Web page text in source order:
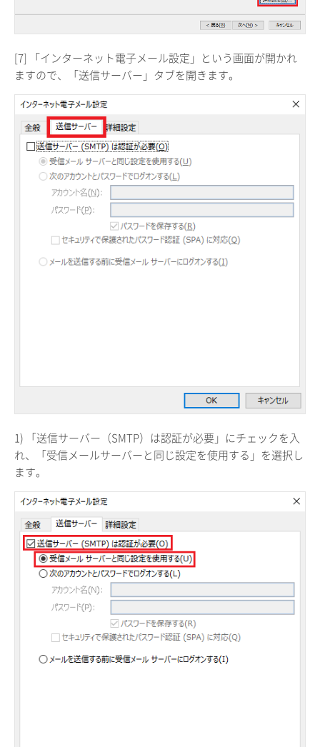
[7] 「インターネット電子メール設定」という画面が開かれ
ますので、「送信サーバー」タブを開きます。
1) 「送信サーバー（SMTP）は認証が必要」にチェックを入
れ、「受信メールサーバーと同じ設定を使用する」を選択し
ます。